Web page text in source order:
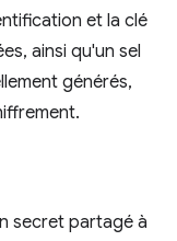
et la clé
ainsi qu'un sel
générés,
secret partagé à